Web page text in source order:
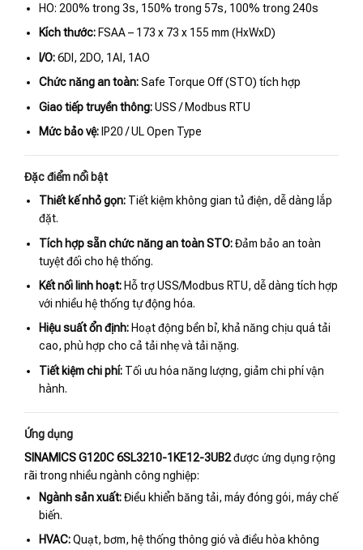
HO: 200% trong 3s, 150% trong 57s, 100% trong 240s
Kích thước: FSAA – 173 x 73 x 155 mm (HxWxD)
I/O:6DI, 2DO, 1AI, 1AO
Chức năng an toàn:Safe Torque Off (STO) tích hợp
Giao tiếp truyền thông:USS / Modbus RTU
Mức bảo vệ: IP20 / UL Open Type
Đặc điểm nổi bật
Thiết kế nhỏ gọn: Tiết kiệm không gian tủ điện, dễ dàng lắp
đặt.
Tích hợp sẵn chức năng an toàn STO:Đảm bảo an toàn
tuyệt đối cho hệ thống.
Kết nối linh hoạt: Hỗ trợ USS/Modbus RTU, dễ dàng tích hợp
với nhiều hệ thống tự động hóa.
Hiệu suất ổn định: Hoạt động bền bỉ, khả năng chịu quá tải
cao, phù hợp cho cả tải nhẹ và tải nặng.
Tiết kiệm chi phí: Tối ưu hóa năng lượng, giảm chi phí vận
hành.
Ứng dụng
SINAMICS G120C 6SL3210-1KE12-3UB2được ứng dụng rộng
rãi trong nhiều ngành công nghiệp:
Ngành sản xuất:Điều khiển băng tải, máy đóng gói, máy chế
biến.
HVAC:Quạt, bơm, hệ thống thông gió và điều hòa không